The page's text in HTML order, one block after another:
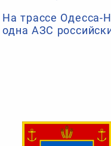
На трассе Одесса-
одна АЗС